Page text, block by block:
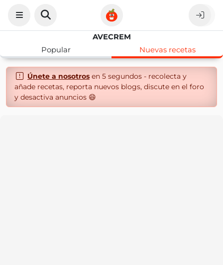
AVECREM
Popular
Nuevas recetas
Únete a nosotrosen 5 segundos - recolecta y
añade recetas, reporta nuevos blogs, discute en el foro
y desactiva anuncios 😄